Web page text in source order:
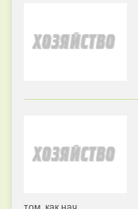
том, как нач...